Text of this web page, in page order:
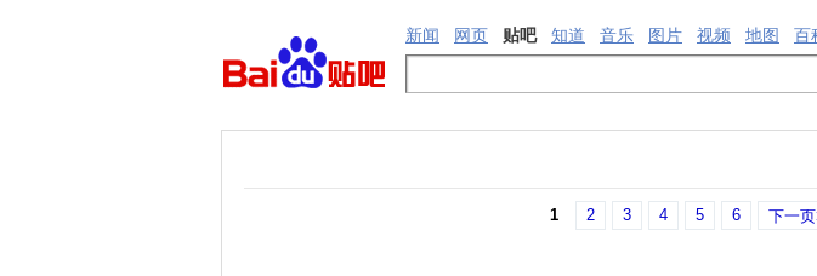
新闻 网页 贴吧 知道 音乐 图片 视频 地图 百
1 2 3 4 5 6 下一